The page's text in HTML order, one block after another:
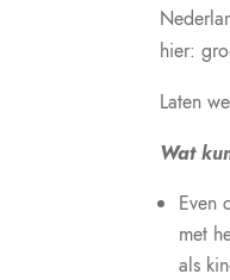
hier:
Laten
Wat
Even
met
als